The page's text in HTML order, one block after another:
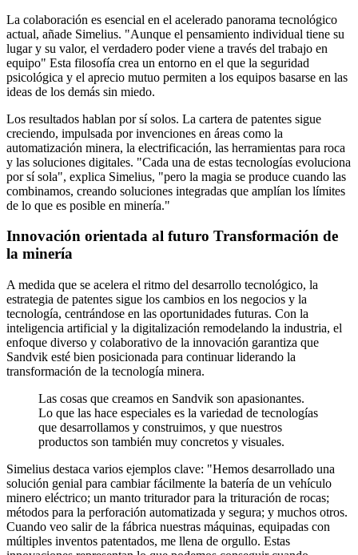
La colaboración es esencial en el acelerado panorama tecnológico
actual, añade Simelius. "Aunque el pensamiento individual tiene su
lugar y su valor, el verdadero poder viene a través del trabajo en
equipo" Esta filosofía crea un entorno en el que la seguridad
psicológica y el aprecio mutuo permiten a los equipos basarse en las
ideas de los demás sin miedo.
Los resultados hablan por sí solos. La cartera de patentes sigue
creciendo, impulsada por invenciones en áreas como la
automatización minera, la electrificación, las herramientas para roca
y las soluciones digitales. "Cada una de estas tecnologías evoluciona
por sí sola", explica Simelius, "pero la magia se produce cuando las
combinamos, creando soluciones integradas que amplían los límites
de lo que es posible en minería."
Innovación orientada al futuro Transformación de
la minería
A medida que se acelera el ritmo del desarrollo tecnológico, la
estrategia de patentes sigue los cambios en los negocios y la
tecnología, centrándose en las oportunidades futuras. Con la
inteligencia artificial y la digitalización remodelando la industria, el
enfoque diverso y colaborativo de la innovación garantiza que
Sandvik esté bien posicionada para continuar liderando la
transformación de la tecnología minera.
Las cosas que creamos en Sandvik son apasionantes.
Lo que las hace especiales es la variedad de tecnologías
que desarrollamos y construimos, y que nuestros
productos son también muy concretos y visuales.
Simelius destaca varios ejemplos clave: "Hemos desarrollado una
solución genial para cambiar fácilmente la batería de un vehículo
minero eléctrico; un manto triturador para la trituración de rocas;
métodos para la perforación automatizada y segura; y muchos otros.
Cuando veo salir de la fábrica nuestras máquinas, equipadas con
múltiples inventos patentados, me llena de orgullo. Estas